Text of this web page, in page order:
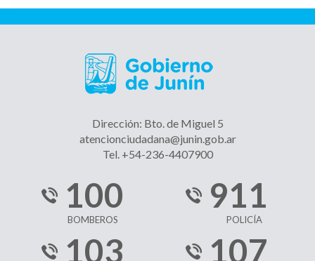
Dirección: Bto. de Miguel 5
atencionciudadana@junin.gob.ar
Tel. +54-236-4407900
100
BOMBEROS
911
POLICÍA
103 107